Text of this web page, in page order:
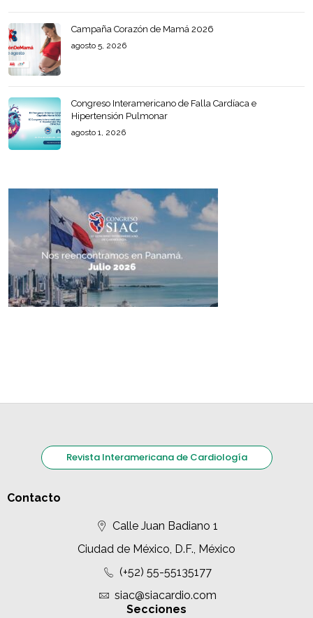
Campaña Corazón de Mamá 2026
agosto 5, 2026
Congreso Interamericano de Falla Cardíaca e
Hipertensión Pulmonar
agosto 1, 2026
Revista Interamericana de Cardiología
Contacto
Calle Juan Badiano 1
Ciudad de México, D.F., México
(+52) 55-55135177
siac@siacardio.com
Secciones